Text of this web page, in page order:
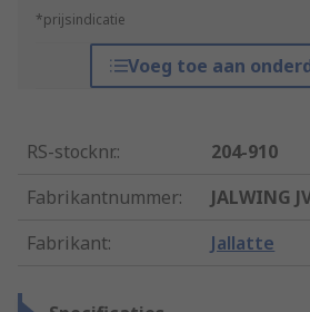
*prijsindicatie
Voeg toe aan
RS-stocknr.:
204-910
Fabrikantnummer:
JALWING
Fabrikant: Jallatte